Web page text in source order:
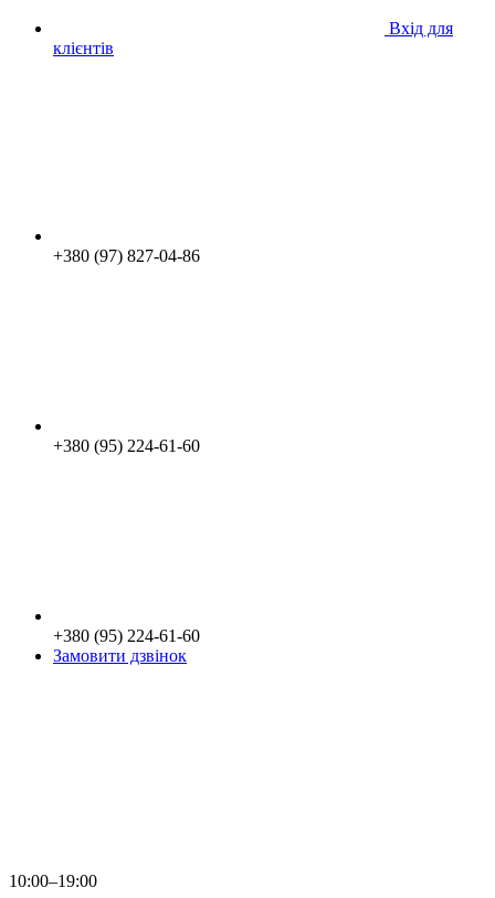
Вхід для
клієнтів
+380 (97) 827-04-86
+380 (95) 224-61-60
+380 (95) 224-61-60
Замовити дзвінок
10:00–19:00